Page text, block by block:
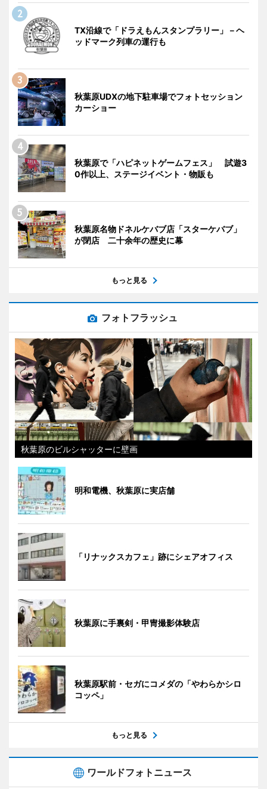
TX沿線で「ドラえもんスタンプラリー」－ヘ
ッドマーク列車の運行も
秋葉原UDXの地下駐車場でフォトセッション
カーショー
秋葉原で「ハピネットゲームフェス」 試遊3
0作以上、ステージイベント・物販も
秋葉原名物ドネルケバブ店「スターケバブ」
が閉店 二十余年の歴史に幕
もっと見る
フォトフラッシュ
秋葉原のビルシャッターに壁画
明和電機、秋葉原に実店舗
「リナックスカフェ」跡にシェアオフィス
秋葉原に手裏剣・甲冑撮影体験店
秋葉原駅前・セガにコメダの「やわらかシロ
コッペ」
もっと見る
ワールドフォトニュース